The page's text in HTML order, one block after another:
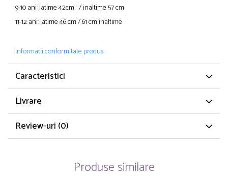
9-10 ani: latime 42cm / inaltime 57 cm
11-12 ani: latime 46 cm / 61 cm inaltime
Informatii conformitate produs
Caracteristici
Livrare
Review-uri (0)
Produse similare